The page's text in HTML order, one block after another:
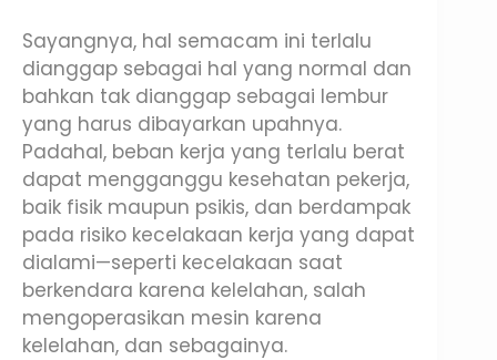
Sayangnya, hal semacam ini terlalu
dianggap sebagai hal yang normal dan
bahkan tak dianggap sebagai lembur
yang harus dibayarkan upahnya.
Padahal, beban kerja yang terlalu berat
dapat mengganggu kesehatan pekerja,
baik fisik maupun psikis, dan berdampak
pada risiko kecelakaan kerja yang dapat
dialami—seperti kecelakaan saat
berkendara karena kelelahan, salah
mengoperasikan mesin karena
kelelahan, dan sebagainya.